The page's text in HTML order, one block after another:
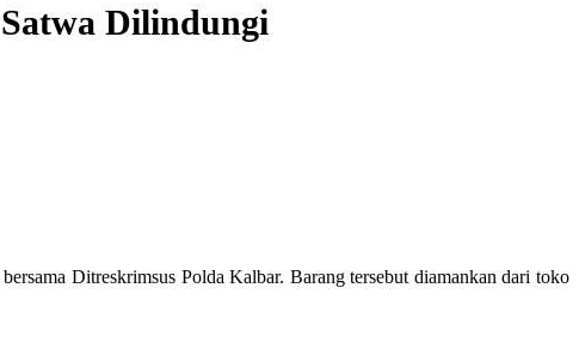
Dilindungi
Ditreskrimsus Polda Kalbar. Barang tersebut diamankan dari toko